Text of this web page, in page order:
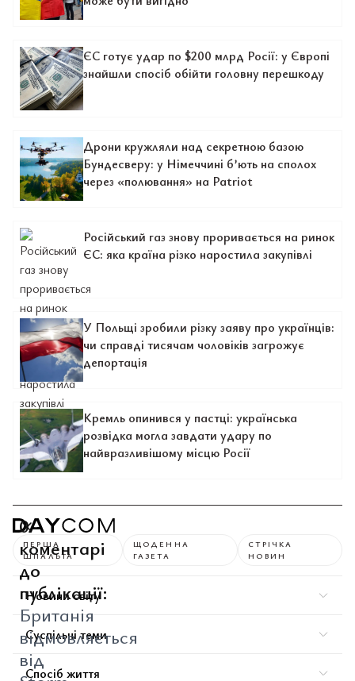
ЄС готує удар по $200 млрд Росії: у Європі
знайшли спосіб обійти головну перешкоду
Дрони кружляли над секретною базою
Бундесверу: у Німеччині б’ють на сполох
через «полювання» на Patriot
Російський газ знову проривається на ринок
ЄС: яка країна різко наростила закупівлі
У Польщі зробили різку заяву про українців:
чи справді тисячам чоловіків загрожує
депортація
Кремль опинився у пастці: українська
розвідка могла завдати удару по
найвразливішому місцю Росії
0
коментарі
до
публікації:
Британія
відмовляється
від
ПЕРША
ШПАЛЬТА
ЩОДЕННА
ГАЗЕТА
СТРІЧКА
НОВИН
Новини світу
Суспільні теми
Спосіб життя